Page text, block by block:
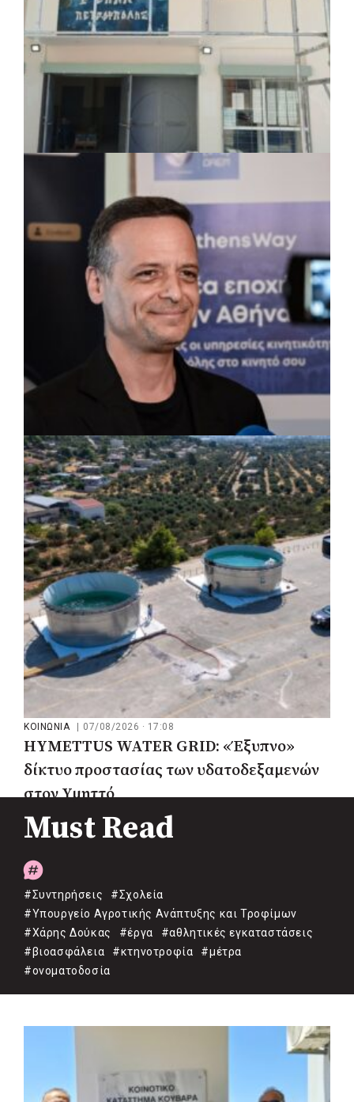
πριν από 2 μέρες
Περιφέρεια Θεσσαλίας: Νέος
ιατροτεχνολογικός εξοπλισμός και
αναβάθμιση του ΚΕΦΙΑΠ Καρδίτσας
πριν από 2 μέρες
Δήμος Αθηναίων: 651 δημότες συμμετείχαν
στις δράσεις διατροφικής υποστήριξης
ΤΟΠΙΚΗ ΑΥΤΟΔΙΟΙΚΗΣΗ 07/08/2026 · 17:45
Δήμος Πετρούπολης: Εργασίες
συντήρησης σε σχολεία και αθλητικές
εγκαταστάσεις
ΡΕΠΟΡΤΑΖ | 07/08/2026 · 17:27
Ο Δούκας για έργα, καθαριότητα και τη
μάχη των επόμενων εκλογών: «Η καλύτερη
μου να κατέβει ο Μπακογιάννης»
ΚΟΙΝΩΝΙΑ | 07/08/2026 · 17:08
HYMETTUS WATER GRID: «Έξυπνο»
δίκτυο προστασίας των υδατοδεξαμενών
στον Υμηττό
Must Read
#Συντηρήσεις
#Σχολεία
#Υπουργείο Αγροτικής Ανάπτυξης και Τροφίμων
#Χάρης Δούκας
#έργα
#αθλητικές εγκαταστάσεις
#βιοασφάλεια
#κτηνοτροφία
#μέτρα
#ονοματοδοσία